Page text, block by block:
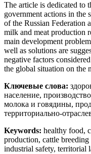
The article is dedicated to
government actions in the
of the Russian Federation
milk and meat production
main development
well as solutions are
negative factors
the global situation on the
Ключевые слова:
население,
молока и говядины,
территориально-
Keywords: healthy food,
production, cattle
industrial safety, territorial